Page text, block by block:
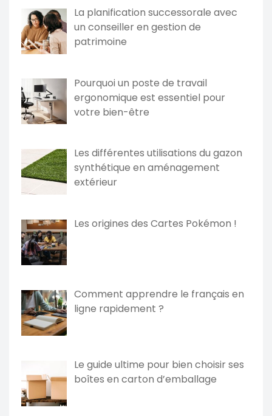
La planification successorale avec
un conseiller en gestion de
patrimoine
Pourquoi un poste de travail
ergonomique est essentiel pour
votre bien-être
Les différentes utilisations du gazon
synthétique en aménagement
extérieur
Les origines des Cartes Pokémon !
Comment apprendre le français en
ligne rapidement ?
Le guide ultime pour bien choisir ses
boîtes en carton d’emballage